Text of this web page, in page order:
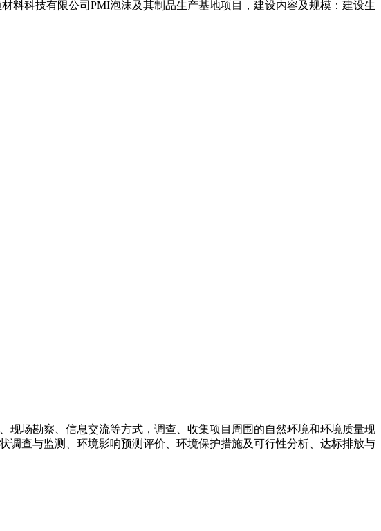
料科技有限公司PMI泡沫及其制品生产基地项目，建设内容及规模：建设生
场勘察、信息交流等方式，调查、收集项目周围的自然环境和环境质量现
查与监测、环境影响预测评价、环境保护措施及可行性分析、达标排放与